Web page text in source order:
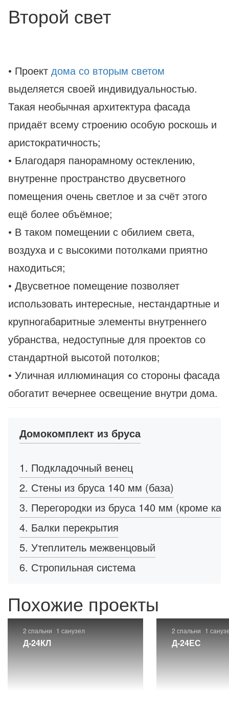
Второй свет
• Проект дома со вторым светом
выделяется своей индивидуальностью.
Такая необычная архитектура фасада
придаёт всему строению особую роскошь и
аристократичность;
• Благодаря панорамному остеклению,
внутренне пространство двусветного
помещения очень светлое и за счёт этого
ещё более объёмное;
• В таком помещении с обилием света,
воздуха и с высокими потолками приятно
находиться;
• Двусветное помещение позволяет
использовать интересные, нестандартные и
крупногабаритные элементы внутреннего
убранства, недоступные для проектов со
стандартной высотой потолков;
• Уличная иллюминация со стороны фасада
обогатит вечернее освещение внутри дома.
Домокомплект из бруса
1. Подкладочный венец
2. Стены из бруса 140 мм (база)
3. Перегородки из бруса 140 мм (кроме
4. Балки перекрытия
5. Утеплитель межвенцовый
6. Стропильная система
Похожие проекты
2 спальни 1 санузел
Д-24КЛ
2 спальни 1
Д-24ЕС